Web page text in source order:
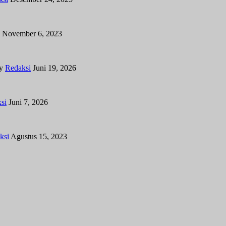
November 6, 2023
Redaksi Juni 19, 2026
Juni 7, 2026
Agustus 15, 2023